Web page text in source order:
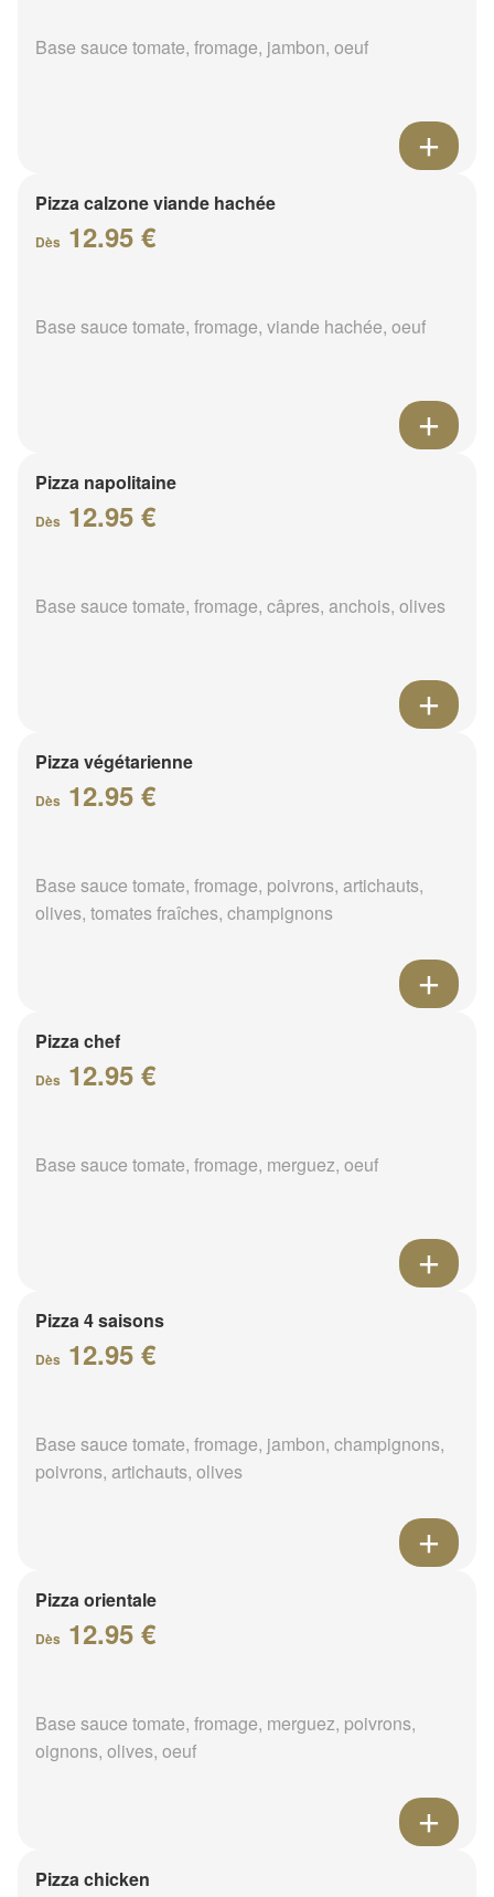
Base sauce tomate, fromage, jambon, oeuf
Pizza calzone viande hachée
Dès 12.95 €
Base sauce tomate, fromage, viande hachée, oeuf
Pizza napolitaine
Dès 12.95 €
Base sauce tomate, fromage, câpres, anchois, olives
Pizza végétarienne
Dès 12.95 €
Base sauce tomate, fromage, poivrons, artichauts,
olives, tomates fraîches, champignons
Pizza chef
Dès 12.95 €
Base sauce tomate, fromage, merguez, oeuf
Pizza 4 saisons
Dès 12.95 €
Base sauce tomate, fromage, jambon, champignons,
poivrons, artichauts, olives
Pizza orientale
Dès 12.95 €
Base sauce tomate, fromage, merguez, poivrons,
oignons, olives, oeuf
Pizza chicken